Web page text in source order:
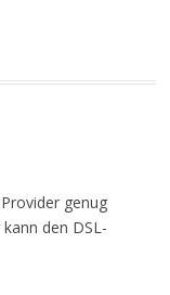
genug
den DSL-